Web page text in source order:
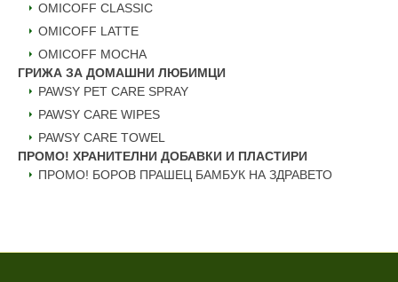
OMICOFF CLASSIC
OMICOFF LATTE
OMICOFF MOCHA
ГРИЖА ЗА ДОМАШНИ ЛЮБИМЦИ
PAWSY PET CARE SPRAY
PAWSY CARE WIPES
PAWSY CARE TOWEL
ПРОМО! ХРАНИТЕЛНИ ДОБАВКИ И ПЛАСТИРИ
ПРОМО! БОРОВ ПРАШЕЦ БАМБУК НА ЗДРАВЕТО